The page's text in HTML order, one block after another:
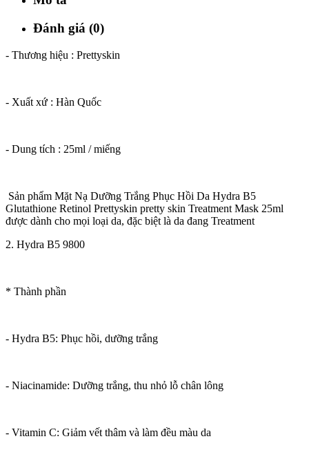
Đánh giá (0)
- Thương hiệu : Prettyskin
- Xuất xứ : Hàn Quốc
- Dung tích : 25ml / miếng
Sản phẩm Mặt Nạ Dưỡng Trắng Phục Hồi Da Hydra B5
Glutathione Retinol Prettyskin pretty skin Treatment Mask 25ml
được dành cho mọi loại da, đặc biệt là da đang Treatment
2. Hydra B5 9800
* Thành phần
- Hydra B5: Phục hồi, dưỡng trắng
- Niacinamide: Dưỡng trắng, thu nhỏ lỗ chân lông
- Vitamin C: Giảm vết thâm và làm đều màu da